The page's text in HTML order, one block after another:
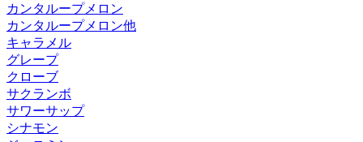
カンタループメロン
カンタループメロン他
キャラメル
グレープ
クローブ
サクランボ
サワーサップ
シナモン